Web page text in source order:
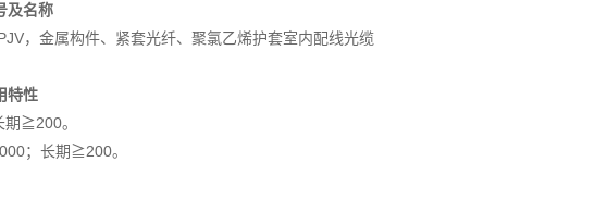
及名称
，金属构件、紧套光纤、聚氯乙烯护套室内配线光缆
特性
≧200。
；长期≧200。